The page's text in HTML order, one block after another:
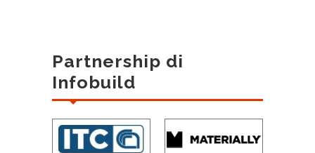
Partnership di
Infobuild